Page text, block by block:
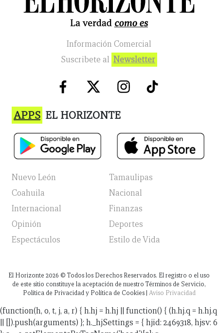
Información Comercial
Suscribete al Newsletter
APPS EL HORIZONTE
Nuevo León
Tamaulipas
Coahuila
Nacional
Internacional
Finanzas
Opinión
Deportes
Espectáculos
Estilo de Vida
El Horizonte 2026 © Todos los Derechos Reservados. El registro o el uso
de este sitio constituye la aceptación de nuestro Términos de Servicio,
Política de Privacidad y Política de Cookies | Aviso Privacidad
(function(h, o, t, j, a, r) { h.hj = h.hj || function() { (h.hj.q = h.hj.q
|| []).push(arguments) }; h._hjSettings = { hjid: 2469318, hjsv: 6